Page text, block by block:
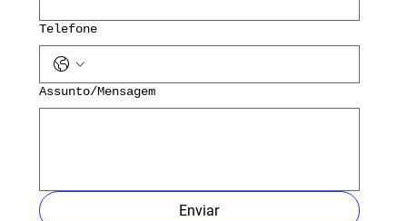
Telefone
Assunto/Mensagem
Enviar